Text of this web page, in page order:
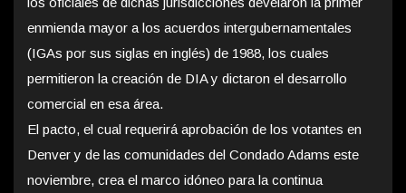
enmienda mayor a los acuerdos intergubernamentales
(IGAs por sus siglas en inglés) de 1988, los cuales
permitieron la creación de DIA y dictaron el desarrollo
comercial en esa área.
El pacto, el cual requerirá aprobación de los votantes en
Denver y de las comunidades del Condado Adams este
noviembre, crea el marco idóneo para la continua